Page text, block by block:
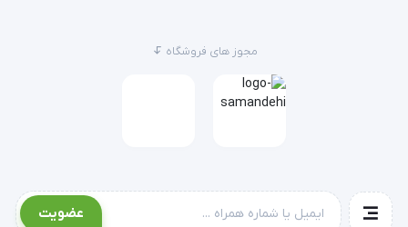
قابل استفاده در منزل و بیرون از منزل
دارای صفحه نمایش LCD رنگی
اندازه گیری بدون درد
قابلیت تنظیم شدت نور صفحه
قابلیت اندازه گیری ضربان قلب
مجوز های فروشگاه
عضویت